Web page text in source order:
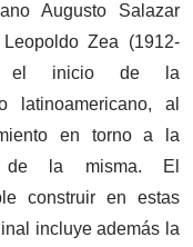
Augusto Salazar
Zea (1912-
el inicio de la
latinoamericano, al
en torno a la
de la misma. El
construir en estas
incluye además la